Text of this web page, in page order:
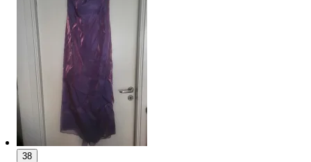
38